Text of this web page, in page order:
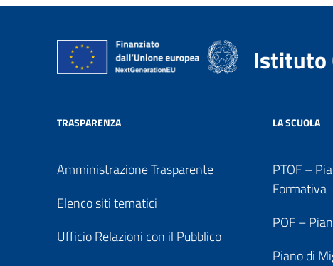
Istituto
TRASPARENZA
Amministrazione Trasparente
Elenco siti tematici
Ufficio Relazioni con il Pubblico
LA SCUOLA
PTOF –
Formativa
POF –
Piano di